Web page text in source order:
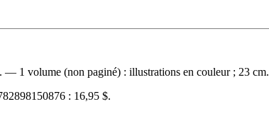
1 volume (non paginé) : illustrations en couleur ; 23 cm.
: 16,95 $.